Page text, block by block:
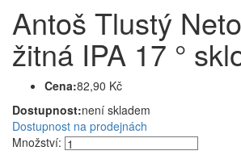
Antoš Tlustý
žitná IPA 17 °
Cena:82,90 Kč
Dostupnost:není skladem
Dostupnost na prodejnách
Množství: